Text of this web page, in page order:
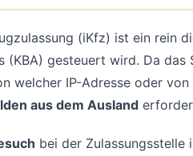
(iKfz) ist ein rein
(KBA) gesteuert wird. Da
welcher IP-Adresse oder
aus dem Ausland
bei der Zulassungsstelle